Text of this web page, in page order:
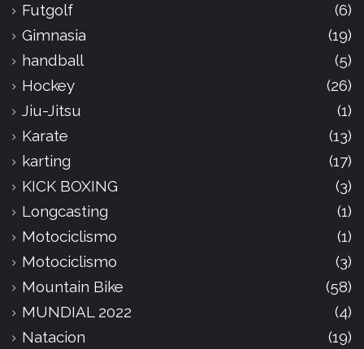
Futgolf
(6)
Gimnasia
(19)
handball
(5)
Hockey
(26)
Jiu-Jitsu
(1)
Karate
(13)
karting
(17)
KICK BOXING
(3)
Longcasting
(1)
Motociclismo
(1)
Motociclismo
(3)
Mountain Bike
(58)
MUNDIAL 2022
(4)
Natacion
(19)